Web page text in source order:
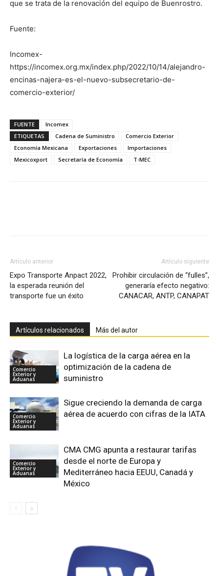
que se trata de la renovación del equipo de Buenrostro.
Fuente:
Incomex-
https://incomex.org.mx/index.php/2022/10/14/alejandro-
encinas-najera-es-el-nuevo-subsecretario-de-
comercio-exterior/
FUENTE
Incomex
ETIQUETAS
Cadena de Suministro
Comercio Exterior
Economía Mexicana
Exportaciones
Importaciones
Mexicoxport
Secretaría de Economía T-MEC
Artículo anterior
Expo Transporte Anpact 2022,
la esperada reunión del
transporte fue un éxito
Artículo siguiente
Prohibir circulación de “fulles”,
generaría efecto negativo:
CANACAR, ANTP, CANAPAT
Artículos relacionados Más del autor
Comercio
Exterior y
Aduanas
La logística de la carga aérea en la
optimización de la cadena de
suministro
Comercio
Exterior y
Aduanas
Sigue creciendo la demanda de carga
aérea de acuerdo con cifras de la IATA
Comercio
Exterior y
Aduanas
CMA CMG apunta a restaurar tarifas
desde el norte de Europa y
Mediterráneo hacia EEUU, Canadá y
México